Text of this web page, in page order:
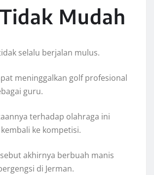
Mudah
selalu berjalan mulus.
meninggalkan golf profesional
guru.
terhadap olahraga ini
ke kompetisi.
akhirnya berbuah manis
di Jerman.